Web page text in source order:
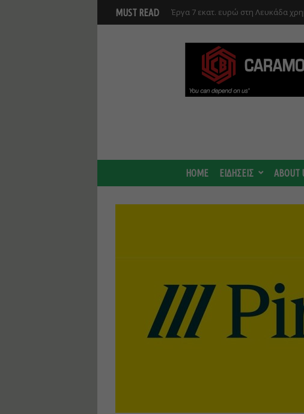
MUST READ Έργα 7 εκατ. ευρώ στη Λευκάδα
Γ. Στάσσης: Προχωρούν και
Center - Χτίζουμε μια πιο ισχυρή ΔΕΗ
HOME ΕΙΔΗΣΕΙΣ ABOUT